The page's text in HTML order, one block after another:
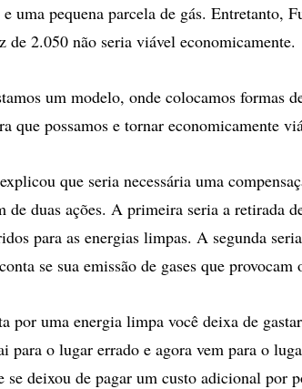
uma pequena parcela de gás. Entretanto,
de 2.050 não seria viável economicamente.
um modelo, onde colocamos formas
que possamos e tornar economicamente
que seria necessária uma
de duas ações. A primeira seria a retirada
para as energias limpas. A segunda
se sua emissão de gases que provocam
por uma energia limpa você deixa de
para o lugar errado e agora vem para o
se deixou de pagar um custo adicional por